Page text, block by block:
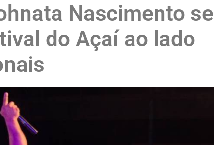
Nascimento se
do Açaí ao lado